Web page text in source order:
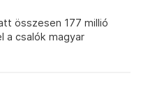
összesen 177 millió
a csalók magyar